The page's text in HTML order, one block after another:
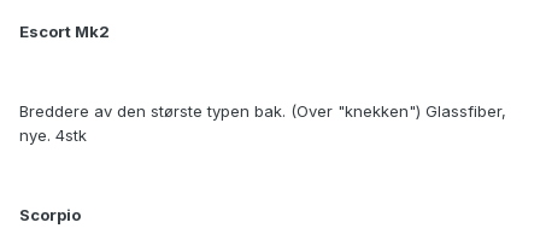
Escort Mk2
Breddere av den største typen bak. (Over "knekken") Glassfiber,
nye. 4stk
Scorpio